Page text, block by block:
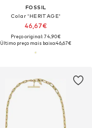
FOSSIL
Colar 'HERITAGE'
46,67€
Preço original: 74,90€
Último preço mais baixo:46,67€